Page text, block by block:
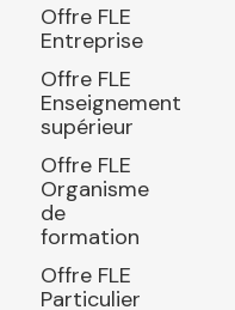
Offre FLE
Entreprise
Offre FLE
Enseignement
supérieur
Offre FLE
Organisme
de
formation
Offre FLE
Particulier